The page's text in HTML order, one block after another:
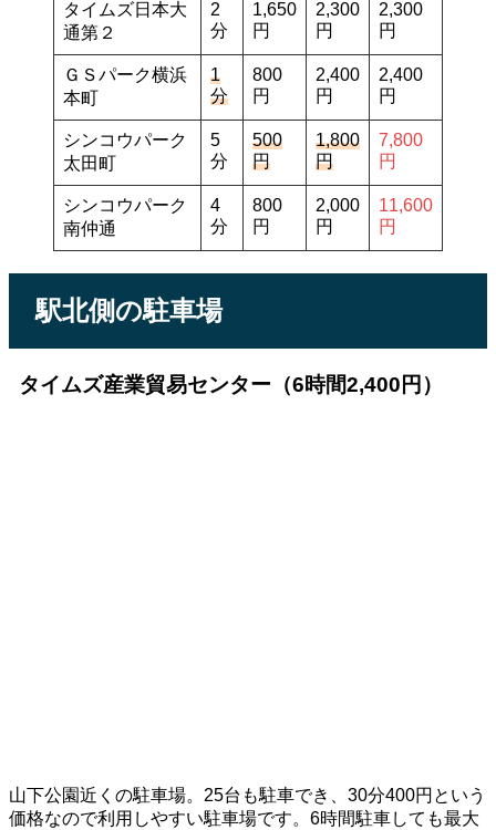
タイムズ日本大
通第２
2
分
1,650
円
2,300
円
2,300
円
ＧＳパーク横浜
本町
1
分
800
円
2,400
円
2,400
円
シンコウパーク
太田町
5
分
500
円
1,800
円
7,800
円
シンコウパーク
南仲通
4
分
800
円
2,000
円
11,600
円
駅北側の駐車場
タイムズ産業貿易センター（6時間2,400円）
山下公園近くの駐車場。25台も駐車でき、30分400円という
価格なので利用しやすい駐車場です。6時間駐車しても最大